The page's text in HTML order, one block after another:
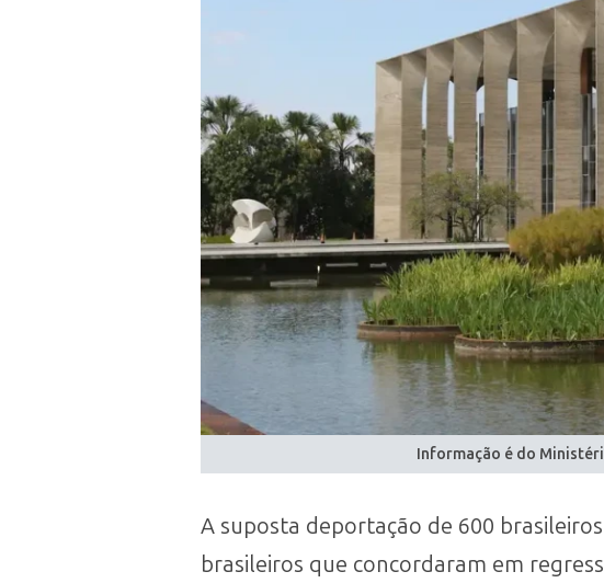
Informação é do
A suposta deportação de 600
brasileiros que concordaram em